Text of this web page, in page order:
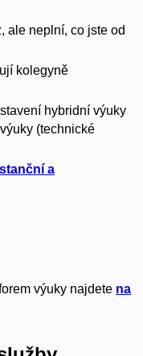
ale neplní, co jste od
kolegyně
hybridní výuky
(technické
a
výuky najdete na